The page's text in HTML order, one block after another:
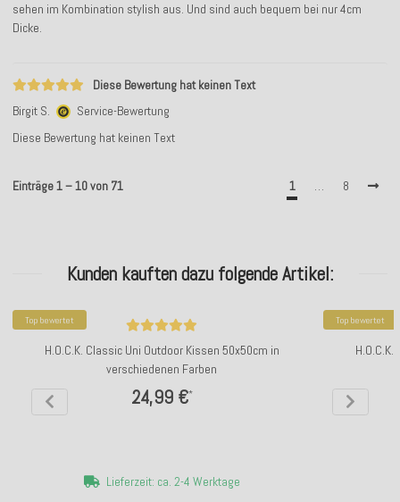
sehen im Kombination stylish aus. Und sind auch bequem bei nur 4cm
Dicke.
Diese Bewertung hat keinen Text
Birgit S.
Service-Bewertung
Diese Bewertung hat keinen Text
Einträge 1 – 10 von 71 1 … 8
Kunden kauften dazu folgende Artikel:
Top bewertet
H.O.C.K. Classic Uni Outdoor Kissen 50x50cm in
verschiedenen Farben
24,99 €*
Lieferzeit: ca. 2-4 Werktage
Top bewertet